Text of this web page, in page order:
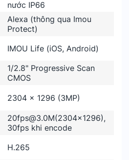
nước IP66
Alexa (thông qua Imou
Protect)
IMOU Life (iOS, Android)
1/2.8" Progressive Scan
CMOS
2304 x 1296 (3MP)
20fps@3.0M(2304x1296),
30fps khi encode
H.265